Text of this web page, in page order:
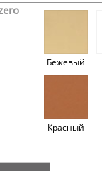
Бежевый
Красный